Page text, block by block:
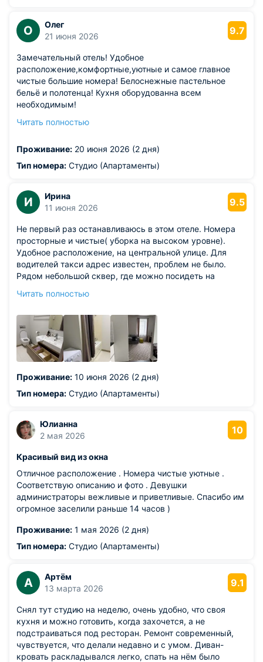
О
Олег
21 июня 2026
9.7
Замечательный отель! Удобное
расположение,комфортные,уютные и самое главное
чистые большие номера! Белоснежные пастельное
бельё и полотенца! Кухня оборудованна всем
необходимым!
оконные рамы не перекрывают шум машин и
Читать полностью
Проживание: 20 июня 2026 (2 дня)
Тип номера: Студио (Апартаменты)
И
Ирина
11 июня 2026
9.5
Не первый раз останавливаюсь в этом отеле. Номера
просторные и чистые( уборка на высоком уровне).
Удобное расположение, на центральной улице. Для
водителей такси адрес известен, проблем не было.
Рядом небольшой сквер, где можно посидеть на
продуктовый магазин и кафе. Если для кого-то важно,
большим удовольствием.
Из недостатков: из минусов 1. Подушки так-себе 2.
Очень маленький телевизор для такой большой
комнаты.
Читать полностью
Проживание: 10 июня 2026 (2 дня)
Тип номера: Студио (Апартаменты)
Юлианна
2 мая 2026
10
Красивый вид из окна
Отличное расположение . Номера чистые уютные .
Соответствую описанию и фото . Девушки
администраторы вежливые и приветливые. Спасибо им
огромное заселили раньше 14 часов )
Проживание: 1 мая 2026 (2 дня)
Тип номера: Студио (Апартаменты)
А
Артём
13 марта 2026
9.1
Снял тут студию на неделю, очень удобно, что своя
кухня и можно готовить, когда захочется, а не
подстраиваться под ресторан. Ремонт современный,
чувствуется, что делали недавно и с умом. Диван-
кровать раскладывался легко, спать на нём было